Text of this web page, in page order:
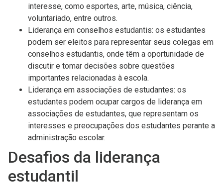
interesse, como esportes, arte, música, ciência,
voluntariado, entre outros.
Liderança em conselhos estudantis: os estudantes
podem ser eleitos para representar seus colegas em
conselhos estudantis, onde têm a oportunidade de
discutir e tomar decisões sobre questões
importantes relacionadas à escola.
Liderança em associações de estudantes: os
estudantes podem ocupar cargos de liderança em
associações de estudantes, que representam os
interesses e preocupações dos estudantes perante a
administração escolar.
Desafios da liderança
estudantil